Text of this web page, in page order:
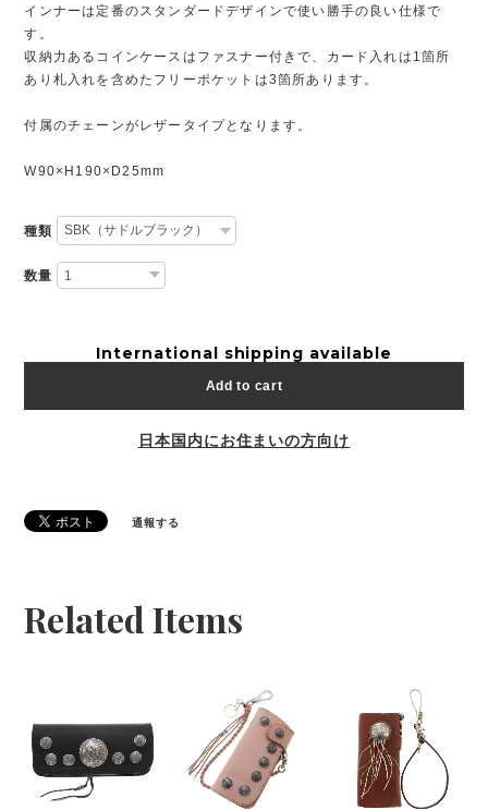
インナーは定番のスタンダードデザインで使い勝手の良い仕様で
す。
収納力あるコインケースはファスナー付きで、カード入れは1箇所
あり札入れを含めたフリーポケットは3箇所あります。
付属のチェーンがレザータイプとなります。
W90×H190×D25mm
種類
数量
International shipping available
Add to cart
日本国内にお住まいの方向け
通報する
Related Items